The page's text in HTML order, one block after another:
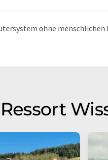
ohne menschlichen